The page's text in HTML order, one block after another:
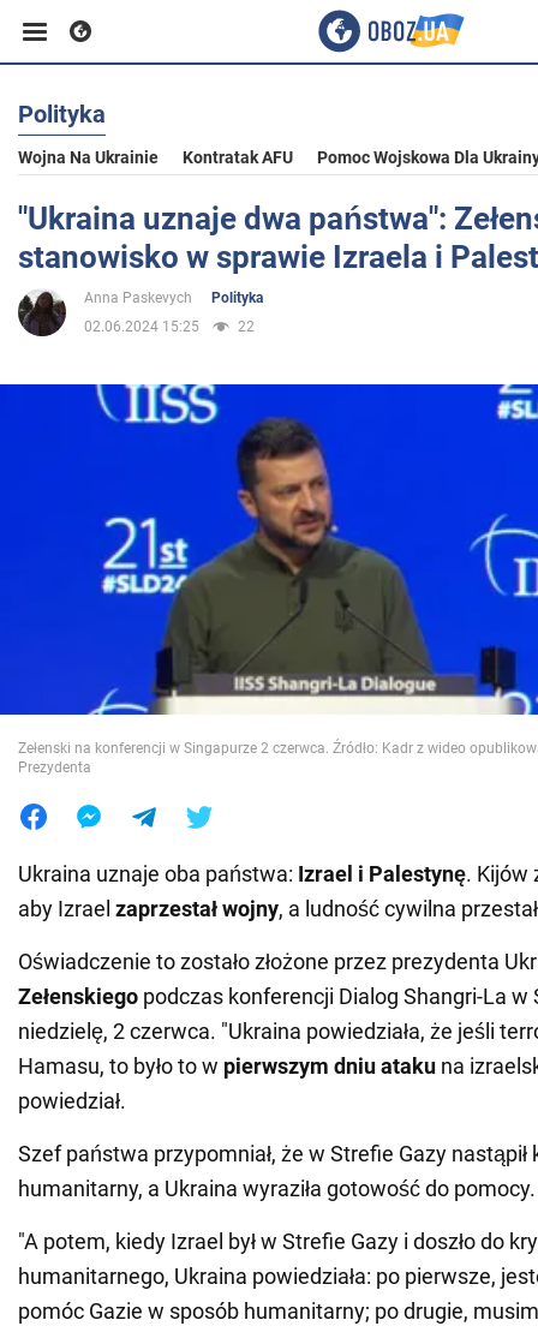
Biznes
Sport
Społeczeństwo
Wojna na Ukrainie
Jedzenie
Polityka
Wojna Na Ukrainie Kontratak AFU Pomoc Wojskowa Dla
"Ukraina uznaje dwa państwa":
stanowisko w sprawie Izraela i
Anna Paskevych
Polityka
02.06.2024 15:25
22
Zełenski na konferencji w Singapurze 2 czerwca. Źródło: Kadr z wideo
Prezydenta
Ukraina uznaje oba państwa: Izrael i Palestynę. Kijów
aby Izrael zaprzestał wojny, a ludność cywilna
Oświadczenie to zostało złożone przez prezydenta
Zełenskiego podczas konferencji Dialog Shangri-La w
niedzielę, 2 czerwca. "Ukraina powiedziała, że jeśli
Hamasu, to było to w pierwszym dniu ataku na
powiedział.
Szef państwa przypomniał, że w Strefie Gazy nastąpił
humanitarny, a Ukraina wyraziła gotowość do pomocy.
"A potem, kiedy Izrael był w Strefie Gazy i doszło do
humanitarnego, Ukraina powiedziała: po pierwsze,
pomóc Gazie w sposób humanitarny; po drugie,